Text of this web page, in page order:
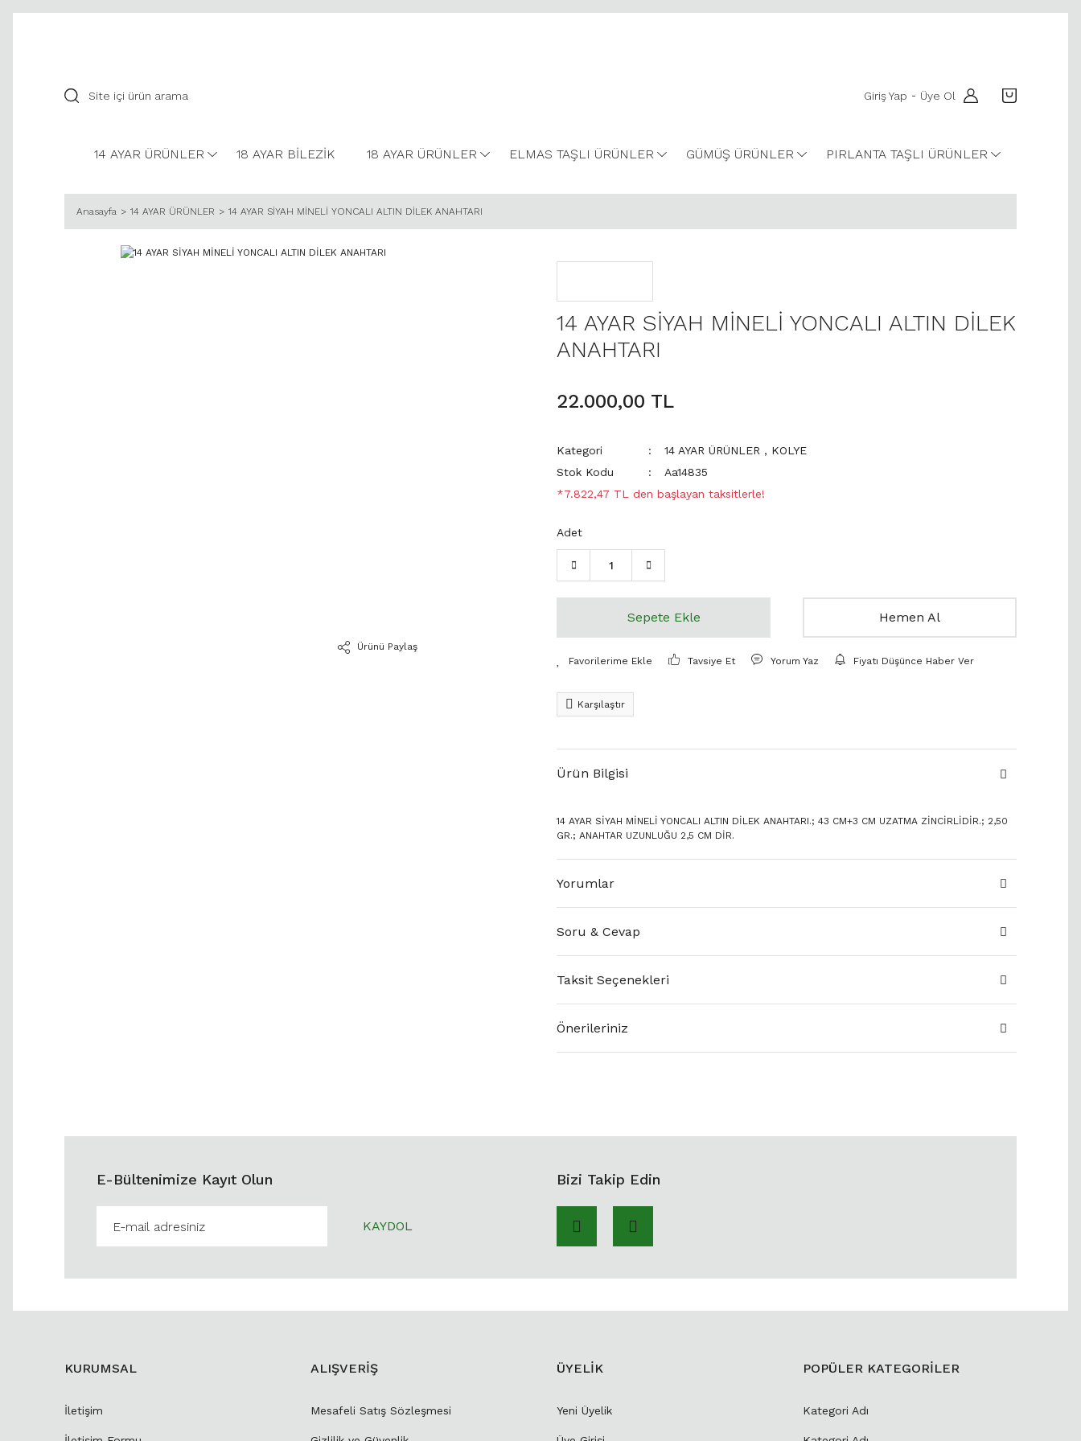
Giriş Yap - Üye Ol
14 AYAR ÜRÜNLER 18 AYAR BİLEZİK 18 AYAR ÜRÜNLER ELMAS TAŞLI ÜRÜNLER GÜMÜŞ ÜRÜNLER PIRLANTA TAŞLI ÜRÜNLER
Anasayfa 14 AYAR ÜRÜNLER 14 AYAR SİYAH MİNELİ YONCALI ALTIN DİLEK ANAHTARI
Ürünü Paylaş
14 AYAR SİYAH MİNELİ YONCALI ALTIN DİLEK
ANAHTARI
22.000,00 TL
Kategori 14 AYAR ÜRÜNLER , KOLYE
Stok Kodu
Aa14835
*7.822,47 TL den başlayan taksitlerle!
Adet
Sepete Ekle Hemen Al
Tavsiye Et Yorum Yaz Fiyatı Düşünce Haber Ver
Karşılaştır
Ürün Bilgisi
14 AYAR SİYAH MİNELİ YONCALI ALTIN DİLEK ANAHTARI.; 43 CM+3 CM UZATMA ZİNCİRLİDİR.; 2,50
GR.; ANAHTAR UZUNLUĞU 2,5 CM DİR.
Yorumlar
Soru & Cevap
Taksit Seçenekleri
Önerileriniz
E-Bültenimize Kayıt Olun
KAYDOL
Bizi Takip Edin
KURUMSAL
İletişim
ALIŞVERİŞ
Mesafeli Satış Sözleşmesi
ÜYELİK
Yeni Üyelik
POPÜLER KATEGORİLER
Kategori Adı